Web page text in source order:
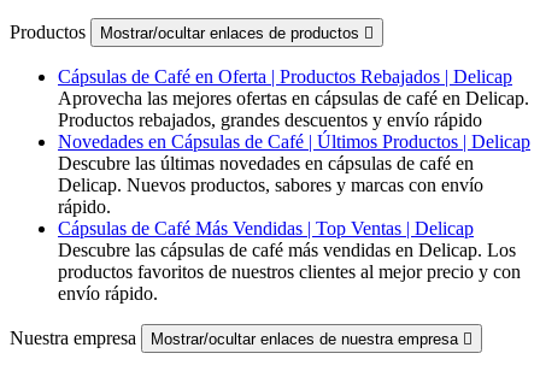
Productos Mostrar/ocultar enlaces de productos 
Cápsulas de Café en Oferta | Productos Rebajados | Delicap
Aprovecha las mejores ofertas en cápsulas de café en Delicap.
Productos rebajados, grandes descuentos y envío rápido
Novedades en Cápsulas de Café | Últimos Productos | Delicap
Descubre las últimas novedades en cápsulas de café en
Delicap. Nuevos productos, sabores y marcas con envío
rápido.
Cápsulas de Café Más Vendidas | Top Ventas | Delicap
Descubre las cápsulas de café más vendidas en Delicap. Los
productos favoritos de nuestros clientes al mejor precio y con
envío rápido.
Nuestra empresa Mostrar/ocultar enlaces de nuestra empresa 